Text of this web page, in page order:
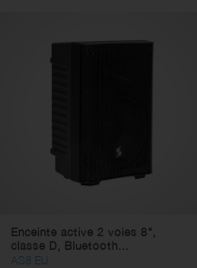
Enceinte active 2 voies 8",
classe D, Bluetooth...
AS8 EU